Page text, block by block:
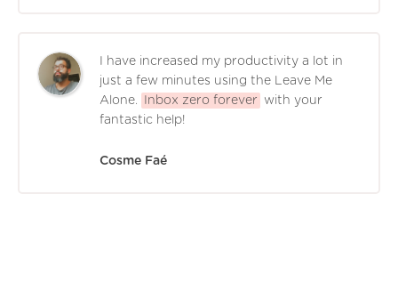
I have increased my productivity a lot in
just a few minutes using the Leave Me
Alone.
Inbox zero forever
with your
fantastic help!
Cosme Faé